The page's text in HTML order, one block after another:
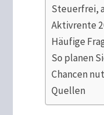
Steuerfrei,
Aktivrente
Häufige
So planen
Chancen
Quellen